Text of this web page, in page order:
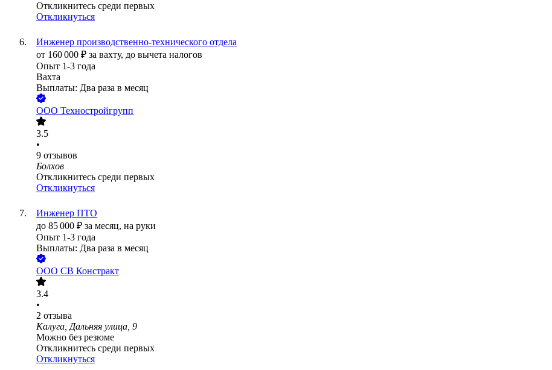
Откликнитесь среди первых
Откликнуться
Инженер производственно-технического отдела
от 160 000 ₽ за вахту, до вычета налогов
Опыт 1-3 года
Вахта
Выплаты: Два раза в месяц
ООО Техностройгрупп
3.5
•
9 отзывов
Болхов
Откликнитесь среди первых
Откликнуться
Инженер ПТО
до 85 000 ₽ за месяц, на руки
Опыт 1-3 года
Выплаты: Два раза в месяц
ООО СВ Констракт
3.4
•
2 отзыва
Калуга, Дальняя улица, 9
Можно без резюме
Откликнитесь среди первых
Откликнуться